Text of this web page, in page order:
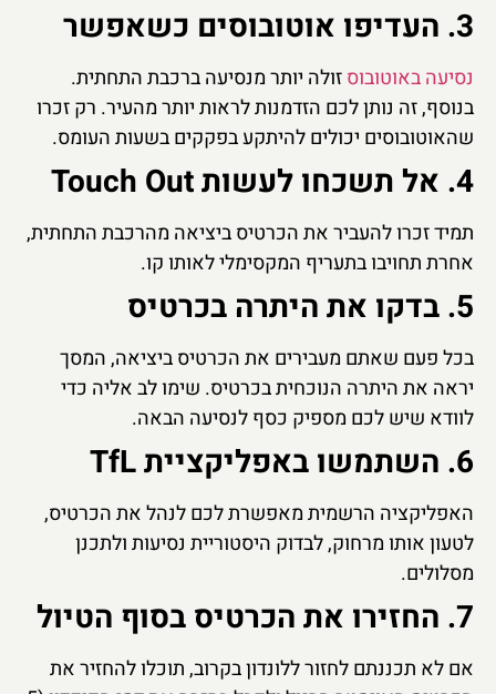
3. העדיפו אוטובוסים כשאפשר
נסיעה באוטובוסזולה יותר מנסיעה ברכבת התחתית.
בנוסף, זה נותן לכם הזדמנות לראות יותר מהעיר. רק זכרו
שהאוטובוסים יכולים להיתקע בפקקים בשעות העומס.
4. אל תשכחו לעשות Touch Out
תמיד זכרו להעביר את הכרטיס ביציאה מהרכבת התחתית,
אחרת תחויבו בתעריף המקסימלי לאותו קו.
5. בדקו את היתרה בכרטיס
בכל פעם שאתם מעבירים את הכרטיס ביציאה, המסך
יראה את היתרה הנוכחית בכרטיס. שימו לב אליה כדי
לוודא שיש לכם מספיק כסף לנסיעה הבאה.
6. השתמשו באפליקציית TfL
האפליקציה הרשמית מאפשרת לכם לנהל את הכרטיס,
לטעון אותו מרחוק, לבדוק היסטוריית נסיעות ולתכנן
מסלולים.
7. החזירו את הכרטיס בסוף הטיול
אם לא תכננתם לחזור ללונדון בקרוב, תוכלו להחזיר את